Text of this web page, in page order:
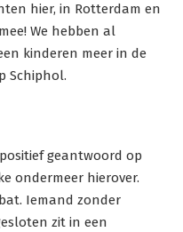
hier, in Rotterdam en
We hebben al
kinderen meer in de
Schiphol.
geantwoord op
ondermeer hierover.
Iemand zonder
zit in een